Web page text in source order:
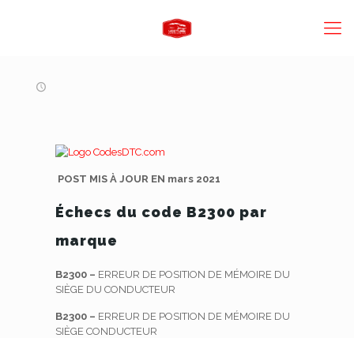
POST MIS À JOUR EN mars 2021
Échecs du code B2300 par
marque
B2300 – ERREUR DE POSITION DE MÉMOIRE DU
SIÈGE DU CONDUCTEUR
B2300 – ERREUR DE POSITION DE MÉMOIRE DU
SIÈGE CONDUCTEUR